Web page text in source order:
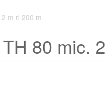
m rl 200 m
80 mic.